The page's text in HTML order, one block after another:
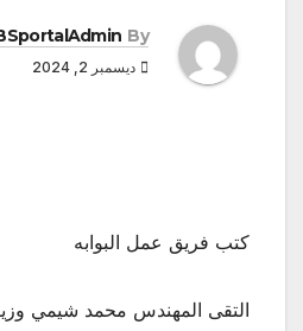
By
ديسمبر 2, 2024
كتب فريق عمل البوابه
التقى المهندس محمد شيمي